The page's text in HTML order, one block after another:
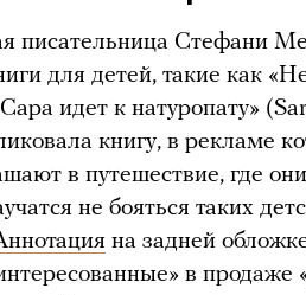
писательница Стефани
для детей, такие как
идет к натуропату»
книгу, в рекламе
в путешествие, где
не бояться таких
на задней
в продаже